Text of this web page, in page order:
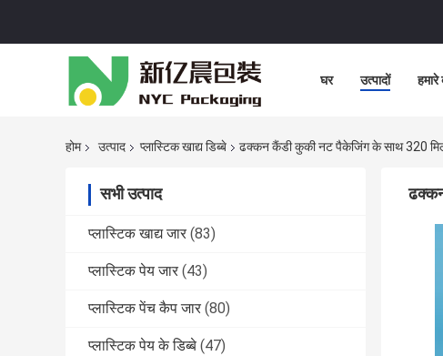
घर उत्पादों हमारे
होम उत्पाद प्लास्टिक खाद्य डिब्बे ढक्कन कैंडी कुकी नट पैकेजिंग के साथ 320
सभी उत्पाद
प्लास्टिक खाद्य जार (83)
प्लास्टिक पेय जार (43)
प्लास्टिक पेंच कैप जार (80)
प्लास्टिक पेय के डिब्बे (47)